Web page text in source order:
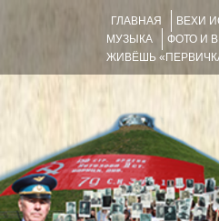
ГЛАВНАЯ ВЕХИ
МУЗЫКА
ФОТО И
ЖИВЁШЬ